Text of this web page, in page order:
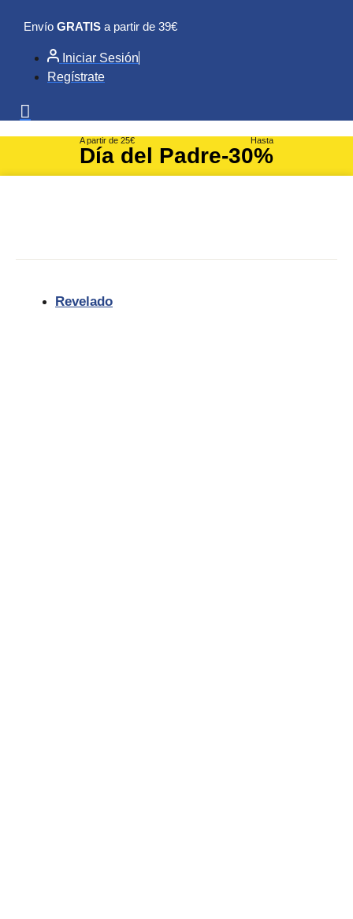
contenido
Envío GRATIS a partir de 39€
Iniciar Sesión
Regístrate
A partir de 25€
Día del Padre
Hasta
-30%
Revelado